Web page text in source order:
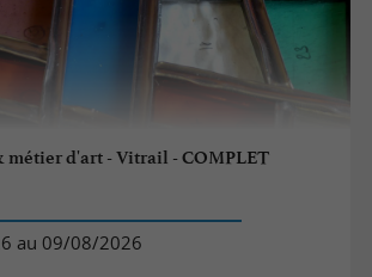
métier d'art - Vitrail - COMPLET
au 09/08/2026